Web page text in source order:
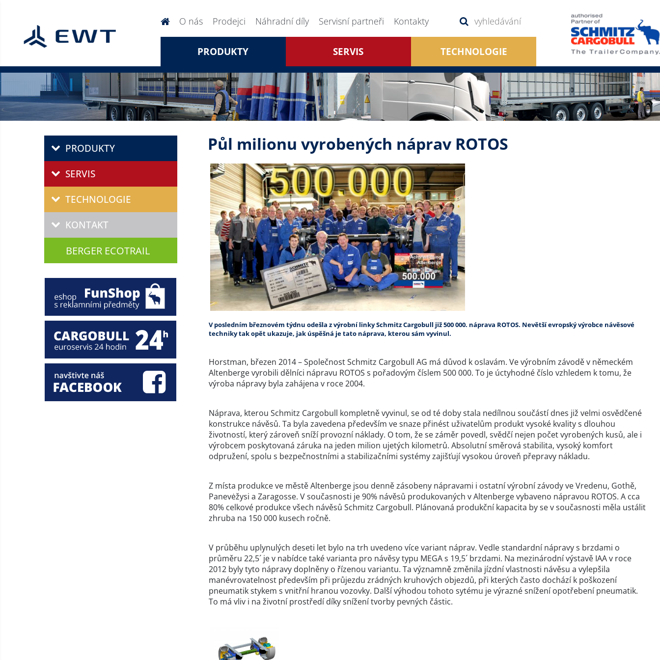
O nás Prodejci Náhradní díly Servisní partneři Kontakty
PRODUKTY SERVIS TECHNOLOGIE
Půl milionu vyrobených náprav ROTOS
V posledním březnovém týdnu odešla z výrobní linky Schmitz Cargobull již 500 000. náprava ROTOS. Nevětší evropský výrobce návěsové
techniky tak opět ukazuje, jak úspěšná je tato náprava, kterou sám vyvinul.
Horstman, březen 2014 – Společnost Schmitz Cargobull AG má důvod k oslavám. Ve výrobním závodě v německém
Altenberge vyrobili dělníci nápravu ROTOS s pořadovým číslem 500 000. To je úctyhodné číslo vzhledem k tomu, že
výroba nápravy byla zahájena v roce 2004.
Náprava, kterou Schmitz Cargobull kompletně vyvinul, se od té doby stala nedílnou součástí dnes již velmi osvědčené
konstrukce návěsů. Ta byla zavedena především ve snaze přinést uživatelům produkt vysoké kvality s dlouhou
životností, který zároveň sníží provozní náklady. O tom, že se záměr povedl, svědčí nejen počet vyrobených kusů, ale i
výrobcem poskytovaná záruka na jeden milion ujetých kilometrů. Absolutní směrová stabilita, vysoký komfort
odpružení, spolu s bezpečnostními a stabilizačními systémy zajišťují vysokou úroveň přepravy nákladu.
Z místa produkce ve městě Altenberge jsou denně zásobeny nápravami i ostatní výrobní závody ve Vredenu, Gothě,
Panevėžysi a Zaragosse. V současnosti je 90% návěsů produkovaných v Altenberge vybaveno nápravou ROTOS. A cca
80% celkové produkce všech návěsů Schmitz Cargobull. Plánovaná produkční kapacita by se v současnosti měla ustálit
zhruba na 150 000 kusech ročně.
V průběhu uplynulých deseti let bylo na trh uvedeno více variant náprav. Vedle standardní nápravy s brzdami o
průměru 22,5´ je v nabídce také varianta pro návěsy typu MEGA s 19,5´ brzdami. Na mezinárodní výstavě IAA v roce
2012 byly tyto nápravy doplněny o řízenou variantu. Ta významně změnila jízdní vlastnosti návěsu a vylepšila
manévrovatelnost především při průjezdu zrádných kruhových objezdů, při kterých často dochází k poškození
pneumatik stykem s vnitřní hranou vozovky. Další výhodou tohoto sytému je výrazné snížení opotřebení pneumatik.
To má vliv i na životní prostředí díky snížení tvorby pevných částic.
PRODUKTY
SERVIS
TECHNOLOGIE
KONTAKT
BERGER ECOTRAIL